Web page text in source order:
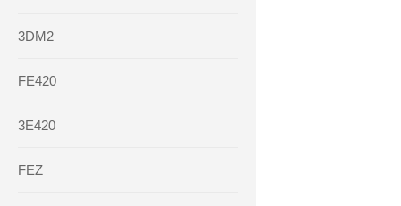
3DM2
FE420
3E420
FEZ